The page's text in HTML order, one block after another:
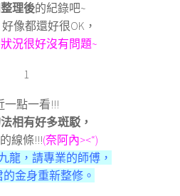
理後的紀錄吧~
像都還好很OK，
況很好沒有問題~
一點一看!!!
相有好多斑駁，
線條!!!(奈阿內><“)
龍，請專業的師傅，
金身重新整修。